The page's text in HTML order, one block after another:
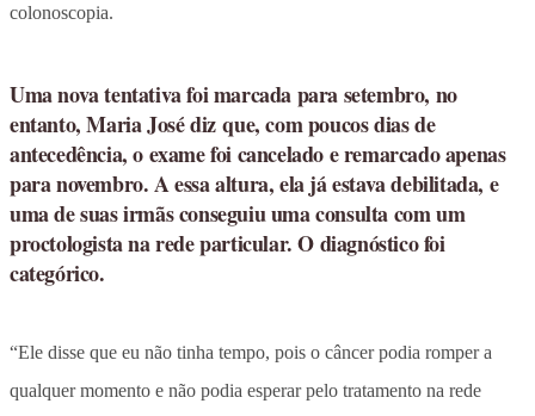
colonoscopia.
Uma nova tentativa foi marcada para setembro, no
entanto, Maria José diz que, com poucos dias de
antecedência, o exame foi cancelado e remarcado apenas
para novembro. A essa altura, ela já estava debilitada, e
uma de suas irmãs conseguiu uma consulta com um
proctologista na rede particular. O diagnóstico foi
categórico.
“Ele disse que eu não tinha tempo, pois o câncer podia romper a
qualquer momento e não podia esperar pelo tratamento na rede